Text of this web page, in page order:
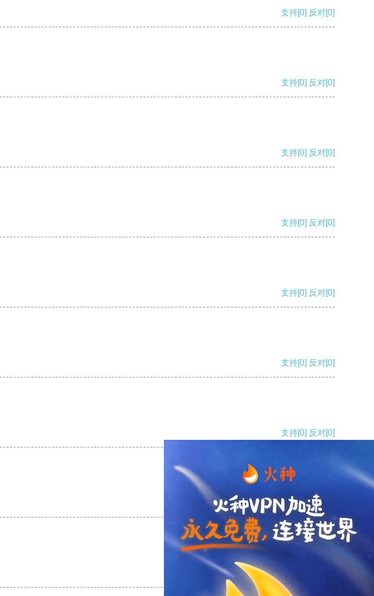
支持[0] 反对[0]
支持[0] 反对[0]
支持[0] 反对[0]
支持[0] 反对[0]
支持[0] 反对[0]
支持[0] 反对[0]
支持[0] 反对[0]
支持[0] 反对
支持